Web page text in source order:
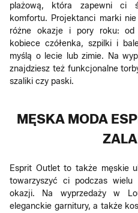
plażową, która zapewni ci
komfortu. Projektanci marki
różne okazje i pory roku: od
kobiece czółenka, szpilki i
myślą o lecie lub zimie. Na
znajdziesz też funkcjonalne
szaliki czy paski.
MĘSKA MODA
Esprit Outlet to także męskie
towarzyszyć ci podczas wielu
okazji. Na wyprzedaży w
eleganckie garnitury, a także